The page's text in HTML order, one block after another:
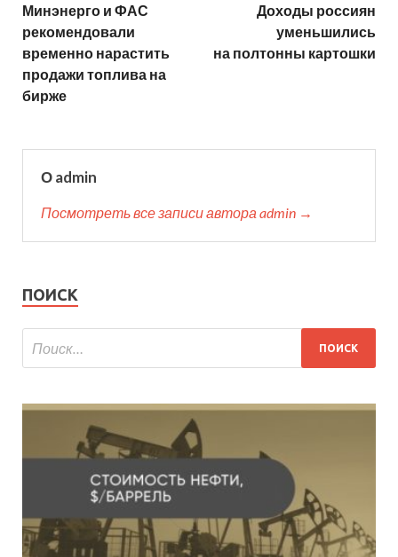
Минэнерго и ФАС
рекомендовали
временно нарастить
продажи топлива на
бирже
Доходы россиян
уменьшились
на полтонны картошки
О admin
Посмотреть все записи автора admin →
ПОИСК